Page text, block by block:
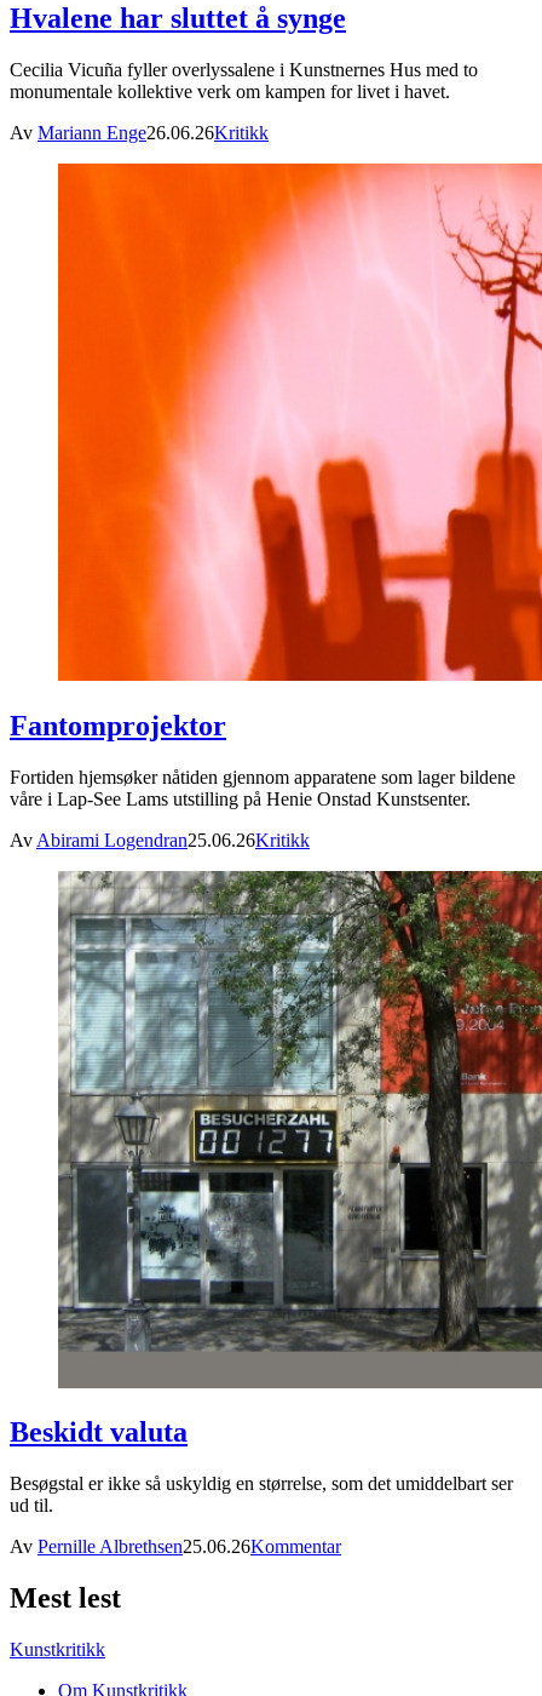
Hvalene har sluttet å synge
Cecilia Vicuña fyller overlyssalene i Kunstnernes Hus med to
monumentale kollektive verk om kampen for livet i havet.
Av Mariann Enge26.06.26Kritikk
Fantomprojektor
Fortiden hjemsøker nåtiden gjennom apparatene som lager bildene
våre i Lap-See Lams utstilling på Henie Onstad Kunstsenter.
Av Abirami Logendran25.06.26Kritikk
Beskidt valuta
Besøgstal er ikke så uskyldig en størrelse, som det umiddelbart ser
ud til.
Av Pernille Albrethsen25.06.26Kommentar
Mest lest
Kunstkritikk
Om Kunstkritikk